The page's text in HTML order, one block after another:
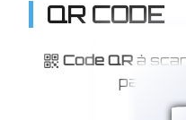
QR CODE
Code QR à